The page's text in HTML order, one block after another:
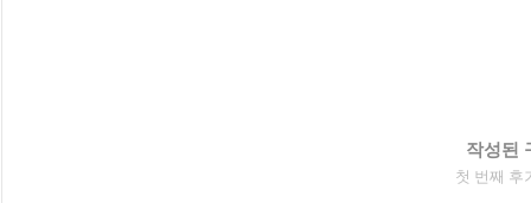
작성된
첫 번째 후